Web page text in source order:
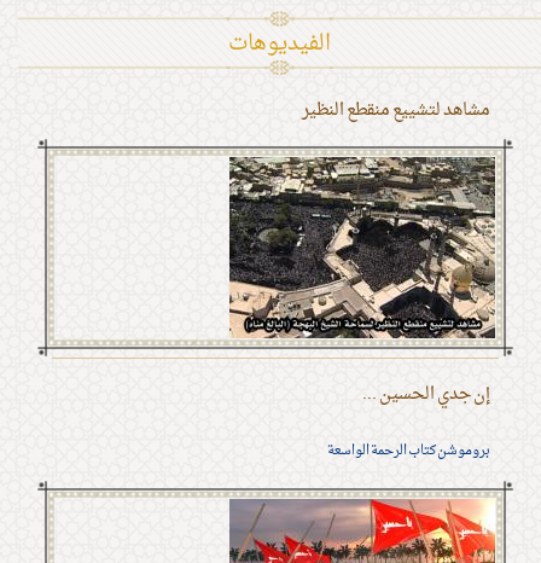
الفیدیوهات
مشاهد لتشييع منقطع النظير
إن جدي الحسين ...
بروموشن كتاب الرحمة الواسعة